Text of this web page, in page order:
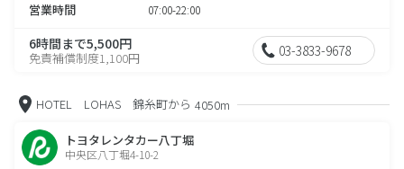
営業時間 07:00-22:00
6時間まで5,500円
免責補償制度1,100円 03-3833-9678
HOTEL LOHAS 錦糸町から 4050m
トヨタレンタカー八丁堀
中央区八丁堀4-10-2